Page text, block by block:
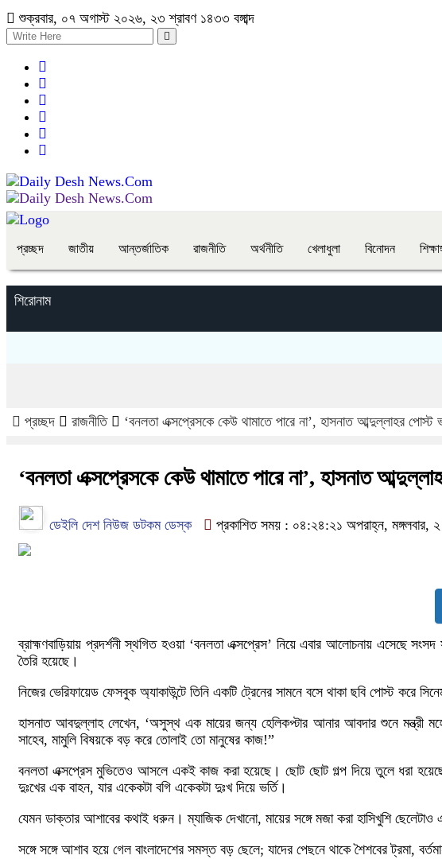
শুক্রবার, ০৭ অগাস্ট ২০২৬, ২৩ শ্রাবণ ১৪৩৩ বঙ্গাব্দ
প্রচ্ছদ জাতীয় আন্তর্জাতিক রাজনীতি অর্থনীতি খেলাধুলা বিনোদন
শিরোনাম
প্রচ্ছদ রাজনীতি ‘বনলতা এক্সপ্রেসকে কেউ থামাতে পারে না’, হাসনাত আব্দুল্লাহর পোস্ট
‘বনলতা এক্সপ্রেসকে কেউ থামাতে পারে না’, হাসনাত
ডেইলি দেশ নিউজ ডটকম ডেস্ক প্রকাশিত সময় : ০৪:২৪:২১ অপরাহ্ন, মঙ্গলবার,
ব্রাহ্মণবাড়িয়ায় প্রদর্শনী স্থগিত হওয়া ‘বনলতা এক্সপ্রেস’ নিয়ে এবার আলোচনায় এসেছে
তৈরি হয়েছে।
নিজের ভেরিফায়েড ফেসবুক অ্যাকাউন্টে তিনি একটি ট্রেনের সামনে বসে থাকা ছবি পোস্ট করে
হাসনাত আবদুল্লাহ লেখেন, ‘অসুস্থ এক মায়ের জন্য হেলিকপ্টার আনার আবদার শুনে মন্ত্রী
সাহেব, মামুলি বিষয়কে বড় করে তোলাই তো মানুষের কাজ!”
বনলতা এক্সপ্রেস মুভিতেও আসলে একই কাজ করা হয়েছে। ছোট ছোট গল্প দিয়ে তুলে ধরা
দুঃখের এক বাহন, যার একেকটা বগি একেকটা দুঃখ দিয়ে ভর্তি।
যেমন ডাক্তার আশাবের কথাই ধরুন। ম্যাজিক দেখানো, মায়ের সঙ্গে মজা করা হাসিখুশি
সঙ্গে সঙ্গে আশাব হয়ে গেল বাংলাদেশের সমস্ত বড় ছেলে; যাদের পেছনে থাকে শৈশবের ট্রমা,